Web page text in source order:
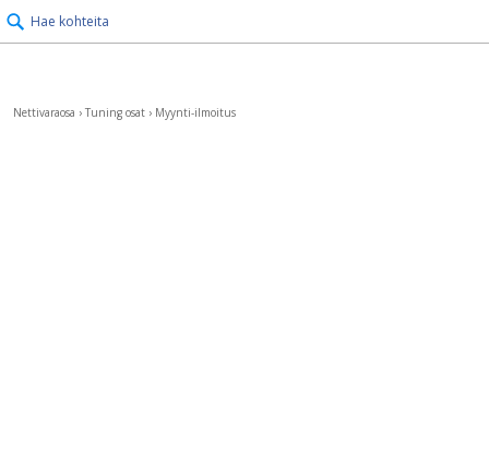
Hae kohteita
Nettivaraosa › Tuning osat › Myynti-ilmoitus